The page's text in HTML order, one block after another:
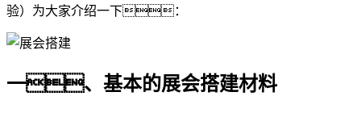
验）为大家介绍一下：
一、基本的展会搭建材料